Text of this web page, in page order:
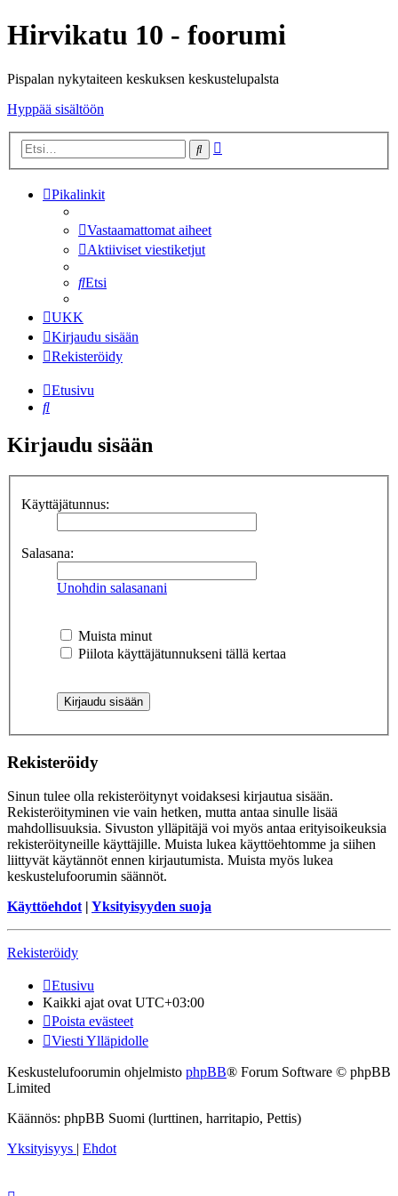
Hirvikatu 10 - foorumi
Pispalan nykytaiteen keskuksen keskustelupalsta
Hyppää sisältöön
Etsi
Pikalinkit
Vastaamattomat aiheet
Aktiiviset viestiketjut
Etsi
UKK
Kirjaudu sisään
Rekisteröidy
Etusivu
Etsi
Kirjaudu sisään
Käyttäjätunnus:
Salasana:
Unohdin salasanani
Muista minut
Piilota käyttäjätunnukseni tällä kertaa
Rekisteröidy
Sinun tulee olla rekisteröitynyt voidaksesi kirjautua sisään.
Rekisteröityminen vie vain hetken, mutta antaa sinulle lisää
mahdollisuuksia. Sivuston ylläpitäjä voi myös antaa erityisoikeuksia
rekisteröityneille käyttäjille. Muista lukea käyttöehtomme ja siihen
liittyvät käytännöt ennen kirjautumista. Muista myös lukea
keskustelufoorumin säännöt.
Käyttöehdot | Yksityisyyden suoja
Rekisteröidy
Etusivu
Kaikki ajat ovat UTC+03:00
Poista evästeet
Viesti Ylläpidolle
Keskustelufoorumin ohjelmisto phpBB® Forum Software © phpBB
Limited
Käännös: phpBB Suomi (lurttinen, harritapio, Pettis)
Yksityisyys | Ehdot